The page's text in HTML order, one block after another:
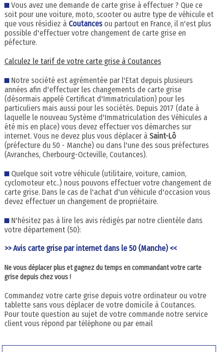
Vous avez une demande de carte grise à effectuer ? Que ce
soit pour une voiture, moto, scooter ou autre type de véhicule et
que vous résidiez à Coutances ou partout en France, il n'est plus
possible d'effectuer votre changement de carte grise en
péfecture.
Calculez le tarif de votre carte grise à Coutances
Notre société est agrémentée par l'Etat depuis plusieurs
années afin d'effectuer les changements de carte grise
(désormais appelé Certificat d'Immatriculation) pour les
particuliers mais aussi pour les sociétés. Depuis 2017 (date à
laquelle le nouveau Système d'Immatriculation des Véhicules a
été mis en place) vous devez effectuer vos démarches sur
internet. Vous ne devez plus vous déplacer à Saint-Lô
(préfecture du 50 - Manche) ou dans l'une des sous préfectures
(Avranches, Cherbourg-Octeville, Coutances).
Quelque soit votre véhicule (utilitaire, voiture, camion,
cyclomoteur etc..) nous pouvons effectuer votre changement de
carte grise. Dans le cas de l'achat d'un véhicule d'occasion vous
devez effectuer un changement de propriétaire.
N'hésitez pas à lire les avis rédigés par notre clientèle dans
votre département (50):
>> Avis carte grise par internet dans le 50 (Manche) <<
Ne vous déplacer plus et gagnez du temps en commandant votre carte
grise depuis chez vous !
Commandez votre carte grise depuis votre ordinateur ou votre
tablette sans vous déplacer de votre domicile à Coutances.
Pour toute question au sujet de votre commande notre service
client vous répond par téléphone ou par email